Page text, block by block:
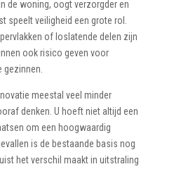
de woning, oogt verzorgder en
speelt veiligheid een grote rol.
of loslatende delen zijn
ook risico geven voor
gezinnen.
meestal veel minder
denken. U hoeft niet altijd een
om een hoogwaardig
is de bestaande basis nog
het verschil maakt in uitstraling